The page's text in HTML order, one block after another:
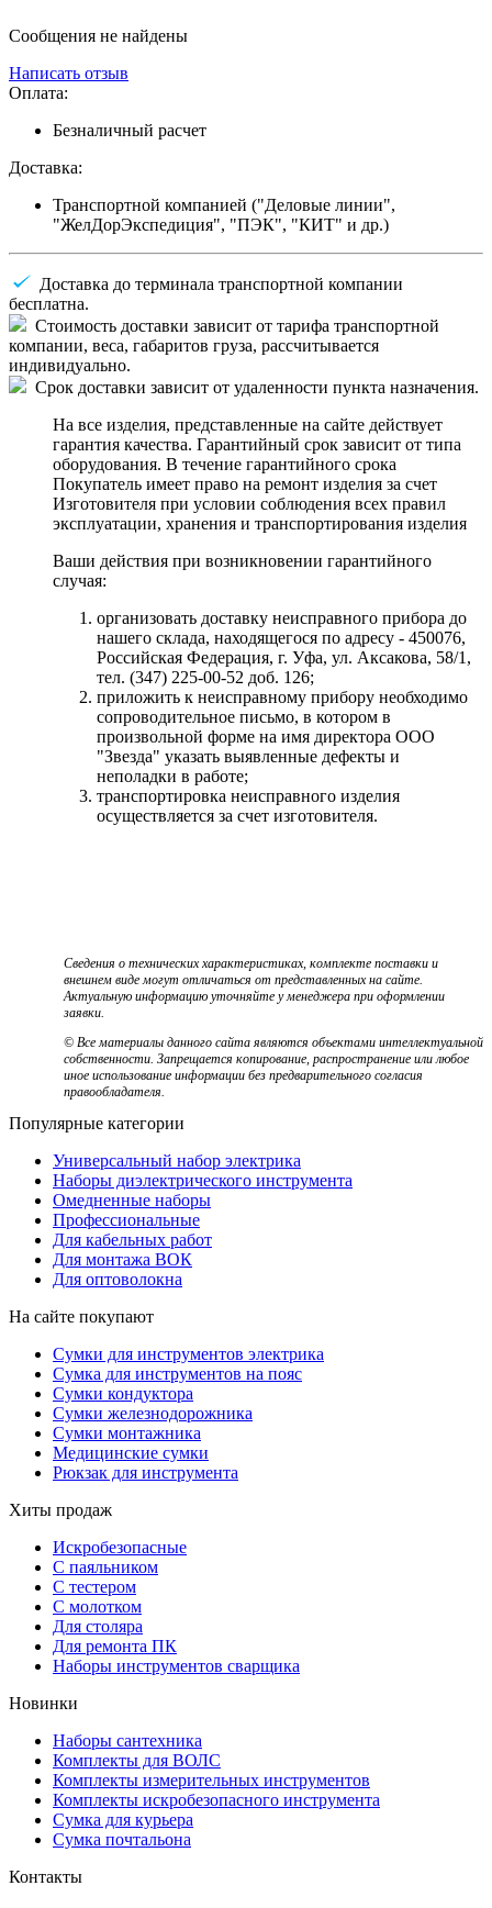
Сообщения не найдены
Написать отзыв
Оплата:
Безналичный расчет
Доставка:
Транспортной компанией ("Деловые линии",
"ЖелДорЭкспедиция", "ПЭК", "КИТ" и др.)
Доставка до терминала транспортной компании
бесплатна.
Стоимость доставки зависит от тарифа транспортной
компании, веса, габаритов груза, рассчитывается
индивидуально.
Срок доставки зависит от удаленности пункта назначения.
На все изделия, представленные на сайте действует
гарантия качества. Гарантийный срок зависит от типа
оборудования. В течение гарантийного срока
Покупатель имеет право на ремонт изделия за счет
Изготовителя при условии соблюдения всех правил
эксплуатации, хранения и транспортирования изделия
Ваши действия при возникновении гарантийного
случая:
организовать доставку неисправного прибора до
нашего склада, находящегося по адресу - 450076,
Российская Федерация, г. Уфа, ул. Аксакова, 58/1,
тел. (347) 225-00-52 доб. 126;
приложить к неисправному прибору необходимо
сопроводительное письмо, в котором в
произвольной форме на имя директора ООО
"Звезда" указать выявленные дефекты и
неполадки в работе;
транспортировка неисправного изделия
осуществляется за счет изготовителя.
Сведения о технических характеристиках, комплекте поставки и
внешнем виде могут отличаться от представленных на сайте.
Актуальную информацию уточняйте у менеджера при оформлении
заявки.
© Все материалы данного сайта являются объектами интеллектуальной
собственности. Запрещается копирование, распространение или любое
иное использование информации без предварительного согласия
правообладателя.
Популярные категории
Универсальный набор электрика
Наборы диэлектрического инструмента
Омедненные наборы
Профессиональные
Для кабельных работ
Для монтажа ВОК
Для оптоволокна
На сайте покупают
Сумки для инструментов электрика
Сумка для инструментов на пояс
Сумки кондуктора
Сумки железнодорожника
Сумки монтажника
Медицинские сумки
Рюкзак для инструмента
Хиты продаж
Искробезопасные
С паяльником
С тестером
С молотком
Для столяра
Для ремонта ПК
Наборы инструментов сварщика
Новинки
Наборы сантехника
Комплекты для ВОЛС
Комплекты измерительных инструментов
Комплекты искробезопасного инструмента
Сумка для курьера
Сумка почтальона
Контакты